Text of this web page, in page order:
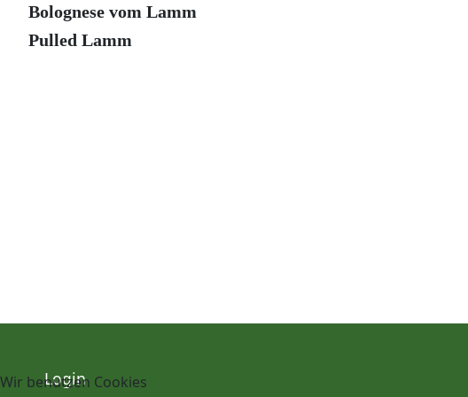
Bolognese vom Lamm
Pulled Lamm
Login
Wir benutzen Cookies